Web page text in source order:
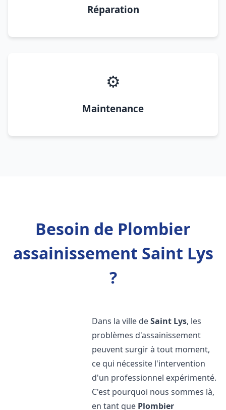
Réparation
⚙️
Maintenance
Besoin de Plombier
assainissement Saint Lys
?
Dans la ville deSaint Lys, les
problèmes d'assainissement
peuvent surgir à tout moment,
ce qui nécessite l'intervention
d'un professionnel expérimenté.
C'est pourquoi nous sommes là,
en tant que Plombier